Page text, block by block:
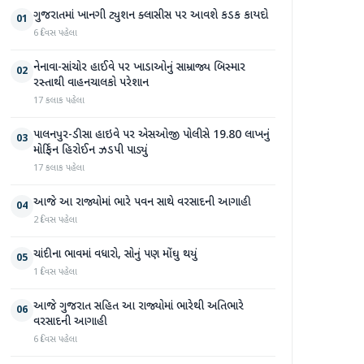
01 ગુજરાતમાં ખાનગી ટ્યુશન ક્લાસીસ પર આવશે કડક કાયદો
6 દિવસ પહેલા
02 નેનાવા-સાંચોર હાઈવે પર ખાડાઓનું સામ્રાજ્ય બિસ્માર
રસ્તાથી વાહનચાલકો પરેશાન
17 કલાક પહેલા
03 પાલનપુર-ડીસા હાઇવે પર એસઓજી પોલીસે 19.80 લાખનું
મોર્ફિન હિરોઈન ઝડપી પાડ્યું
17 કલાક પહેલા
04 આજે આ રાજ્યોમાં ભારે પવન સાથે વરસાદની આગાહી
2 દિવસ પહેલા
05 ચાંદીના ભાવમાં વધારો, સોનું પણ મોંઘુ થયું
1 દિવસ પહેલા
06 આજે ગુજરાત સહિત આ રાજ્યોમાં ભારેથી અતિભારે
વરસાદની આગાહી
6 દિવસ પહેલા